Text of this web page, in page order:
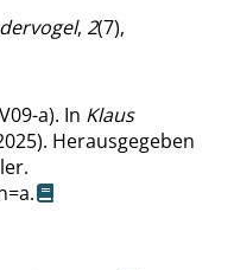
, 2(7),
a). In Klaus
Herausgegeben
.